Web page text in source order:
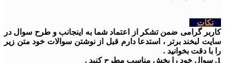
نکات
کاربر گرامی ضمن تشکر از اعتماد شما به اینجانب و طرح سوال در
سایت لبخند برتر ، استدعا دارم قبل از نوشتن سوالات خود متن زیر
را با دقت بخوانید .
1. سوال خود را بخش مناسب مطرح کنید .